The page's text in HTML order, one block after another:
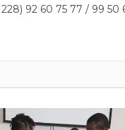
92 60 75 77 / 99 50